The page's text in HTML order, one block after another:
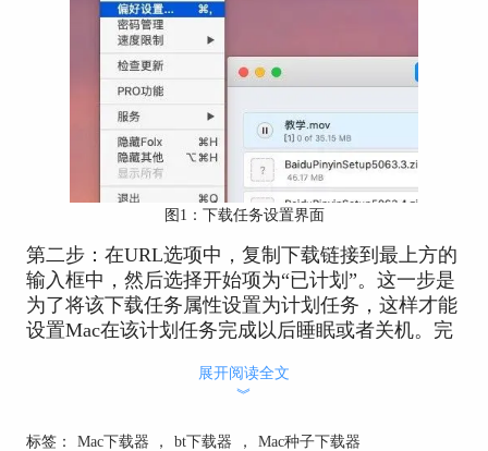
图1：下载任务设置界面
第二步：在URL选项中，复制下载链接到最上方的
输入框中，然后选择开始项为“已计划”。这一步是
为了将该下载任务属性设置为计划任务，这样才能
设置Mac在该计划任务完成以后睡眠或者关机。完
和下载的线程总数，最后点击右下角的“好”即可，
展开阅读全文
︾
标签： Mac下载器 ， bt下载器 ， Mac种子下载器